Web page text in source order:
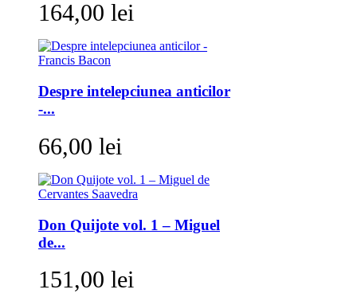
164,00 lei
Despre intelepciunea anticilor
-...
66,00 lei
Don Quijote vol. 1 – Miguel
de...
151,00 lei